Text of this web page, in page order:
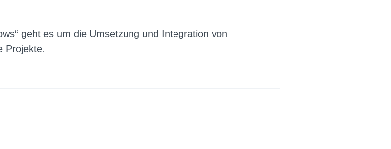
geht es um die Umsetzung und Integration von
Projekte.